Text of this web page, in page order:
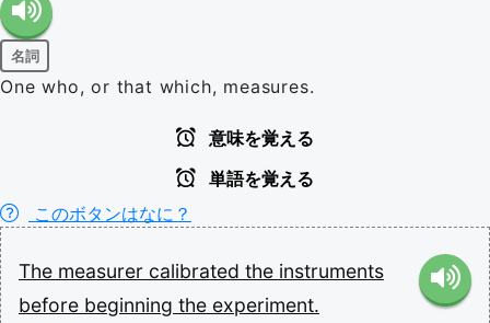
名詞
One who, or that which, measures.
意味を覚える
単語を覚える
このボタンはなに？
The measurer calibrated the instruments
before beginning the experiment.